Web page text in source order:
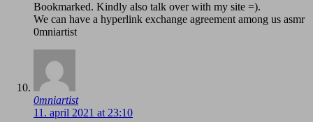
Bookmarked. Kindly also talk over with my site =).
We can have a hyperlink exchange agreement among us asmr
0mniartist
0mniartist
11. april 2021 at 23:10